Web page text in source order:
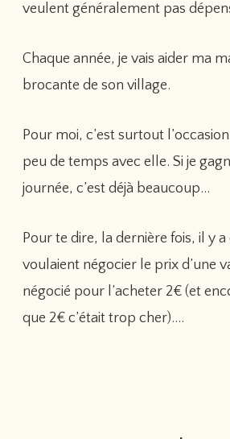
veulent généralement pas
Chaque année, je vais aider ma
brocante de son village.
Pour moi, c’est surtout
peu de temps avec elle. Si je
journée, c’est déjà beaucoup…
Pour te dire, la dernière fois, il y
voulaient négocier le prix d’une
négocié pour l’acheter 2€ (et
que 2€ c’était trop cher)….